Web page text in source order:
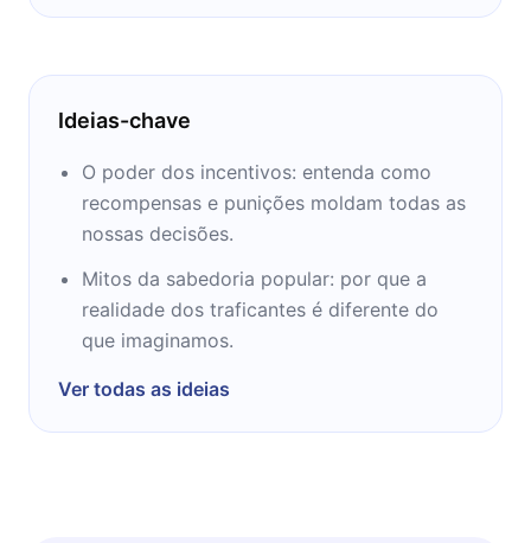
Ideias-chave
O poder dos incentivos: entenda como
recompensas e punições moldam todas as
nossas decisões.
Mitos da sabedoria popular: por que a
realidade dos traficantes é diferente do
que imaginamos.
Ver todas as ideias